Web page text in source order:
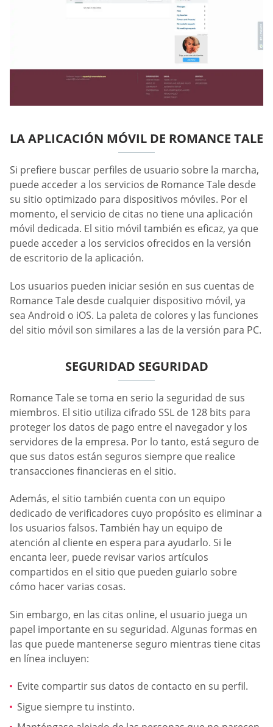
LA APLICACIÓN MÓVIL DE ROMANCE TALE
Si prefiere buscar perfiles de usuario sobre la marcha,
puede acceder a los servicios de Romance Tale desde
su sitio optimizado para dispositivos móviles. Por el
momento, el servicio de citas no tiene una aplicación
móvil dedicada. El sitio móvil también es eficaz, ya que
puede acceder a los servicios ofrecidos en la versión
de escritorio de la aplicación.
Los usuarios pueden iniciar sesión en sus cuentas de
Romance Tale desde cualquier dispositivo móvil, ya
sea Android o iOS. La paleta de colores y las funciones
del sitio móvil son similares a las de la versión para PC.
SEGURIDAD SEGURIDAD
Romance Tale se toma en serio la seguridad de sus
miembros. El sitio utiliza cifrado SSL de 128 bits para
proteger los datos de pago entre el navegador y los
servidores de la empresa. Por lo tanto, está seguro de
que sus datos están seguros siempre que realice
transacciones financieras en el sitio.
Además, el sitio también cuenta con un equipo
dedicado de verificadores cuyo propósito es eliminar a
los usuarios falsos. También hay un equipo de
atención al cliente en espera para ayudarlo. Si le
encanta leer, puede revisar varios artículos
compartidos en el sitio que pueden guiarlo sobre
cómo hacer varias cosas.
Sin embargo, en las citas online, el usuario juega un
papel importante en su seguridad. Algunas formas en
las que puede mantenerse seguro mientras tiene citas
en línea incluyen:
Evite compartir sus datos de contacto en su perfil.
Sigue siempre tu instinto.